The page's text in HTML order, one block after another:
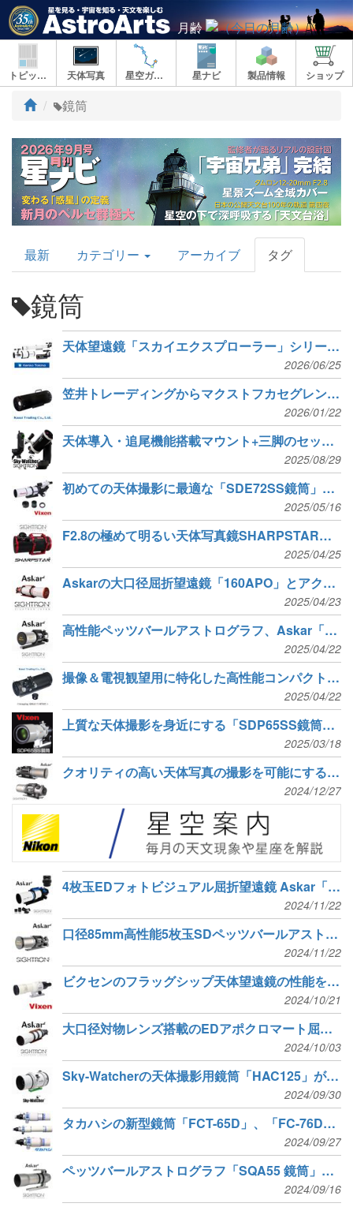
月齢
トピックス 天体写真 星空ガイド 星ナビ 製品情報 ショップ
ト
プ
鏡筒
AstroArts
Topics
最新 カテゴリー アーカイブ タグ
鏡筒
天体望遠鏡「スカイエクスプローラー」シリーズから鏡筒3種が新発売
2026/06/25
笠井トレーディングからマクストフカセグレン鏡筒2種が登場
2026/01/22
天体導入・追尾機能搭載マウント+三脚のセット Sky-Watcher「フュージョン 120i シリーズ」発売
2025/08/29
初めての天体撮影に最適な「SDE72SS鏡筒」と「SDEレデューサー」
2025/05/16
F2.8の極めて明るい天体写真鏡SHARPSTAR「13028 / 15028 HNT-AL」新発売
2025/04/25
Askarの大口径屈折望遠鏡「160APO」とアクセサリー5製品が新発売
2025/04/23
高性能ペッツバールアストログラフ、Askar「SQA70 鏡筒」新発売
2025/04/22
撮像＆電視観望用に特化した高性能コンパクト鏡筒セット「Imaging GINJI-114FNII」が新登場
2025/04/22
上質な天体撮影を身近にする「SDP65SS鏡筒」と「SDPレデューサー0.8×」発売
2025/03/18
クオリティの高い天体写真の撮影を可能にする、Askar「SQA106鏡筒」予約受付中
2024/12/27
4枚玉EDフォトビジュアル屈折望遠鏡 Askar「71F 鏡筒」と「専用レデューサー」発売
2024/11/22
口径85mm高性能5枚玉SDペッツバールアストログラフ、Askar「SQA85 鏡筒」発売
2024/11/22
ビクセンのフラッグシップ天体望遠鏡の性能を凝縮した「VSD70SS鏡筒」
2024/10/21
大口径対物レンズ搭載のEDアポクロマート屈折望遠鏡、Askar「203APO 鏡筒」新発売
2024/10/03
Sky-Watcherの天体撮影用鏡筒「HAC125」が新発売
2024/09/30
タカハシの新型鏡筒「FCT-65D」、「FC-76DP」、「FS-60CP」新発売
2024/09/27
ペッツバールアストログラフ「SQA55 鏡筒」と「カラーマジックCフィルターセット48mm」が新発売
2024/09/16